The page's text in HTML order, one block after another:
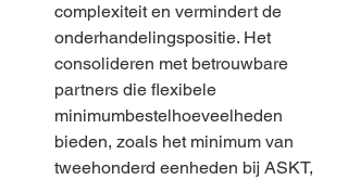
complexiteit en vermindert de
onderhandelingspositie. Het
consolideren met betrouwbare
partners die flexibele
minimumbestelhoeveelheden
bieden, zoals het minimum van
tweehonderd eenheden bij ASKT,